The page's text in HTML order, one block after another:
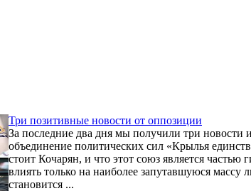
Три позитивные новости от оппозиции
За последние два дня мы получили три
объединение политических сил «Крылья
стоит Кочарян, и что этот союз является
влиять только на наиболее запутавшуюся массу
становится ...